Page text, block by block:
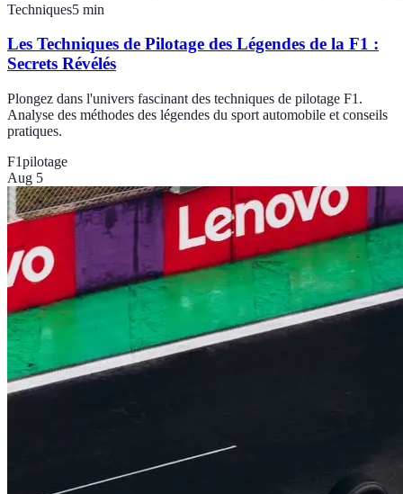
Techniques5 min
Les Techniques de Pilotage des Légendes de la F1 :
Secrets Révélés
Plongez dans l'univers fascinant des techniques de pilotage F1.
Analyse des méthodes des légendes du sport automobile et conseils
pratiques.
F1pilotage
Aug 5